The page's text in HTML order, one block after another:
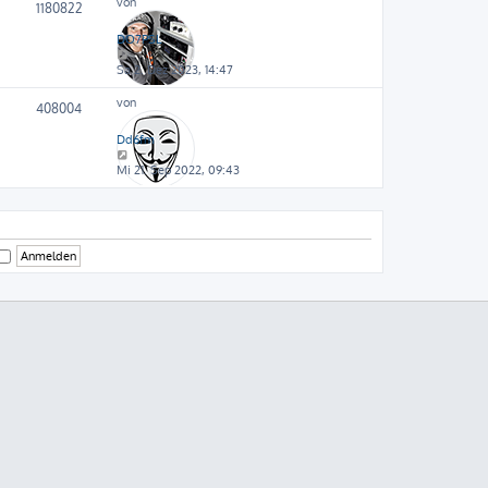
1180822
DO7PSL
Sa 2. Dez 2023, 14:47
408004 von
Dd6fm
Mi 21. Sep 2022, 09:43